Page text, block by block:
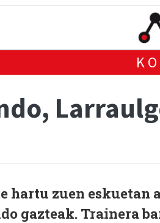
hartu zuen
gazteak. Trainera